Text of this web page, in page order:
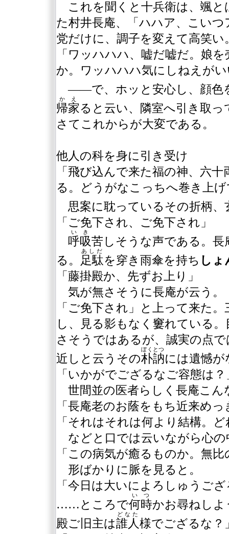
これを聞くと十兵衛は、颯と
た村井長庵、「ハハア、こい
党だけに、調子を変えて高笑い
「ワッハハハ、嘘だ嘘だ。娘
か。ワッハハハ気にしねえが
――で、ホッと安心し、顔色
帰家
かえ
ると云い、隣室へ引き取
さてこれからが大変である。
他人の科を身に引き受け
「飛び込んで来た福の神、六
る。どうがなこっちへ巻き上
思案に耽っているその折柄、
「ご免下され、ご免下され」
呼吸
いき
苦しそうな声である。長
る。 足駄
あしだ
を穿き雨傘を持ち しょ
「藤掛殿か、先ずお上り」
気が無さそうに長庵が云う。
「ご免下され」と上って来た
し、見る影もなく窶れている
さそうではあるが、誠実の点
近しと云うその朴訥
ぼくとつ
には遺憾が
「いかがでござるなご容態は？
世間並の医者らしく長庵こん
「長庵老のお蔭をもち近来め
「それはそれは何より結構。
などと口では云いながら心の
「この病気が癒るものか。無
形ばかりに脈を見ると。
「今日は大いによろしゅうご
……ところで何時
いつ
かお尋ねしよ
殿ご旧主は誰人
どなた
様でござるな？